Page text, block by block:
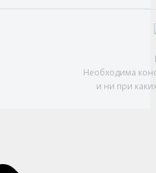
Необходима
и ни при